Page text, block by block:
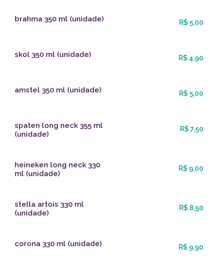
brahma 350 ml (unidade) R$ 5,00
skol 350 ml (unidade) R$ 4,90
amstel 350 ml (unidade) R$ 5,00
spaten long neck 355 ml
(unidade)
R$ 7,50
heineken long neck 330
ml (unidade)
R$ 9,00
stella artois 330 ml
(unidade)
R$ 8,50
corona 330 ml (unidade) R$ 9,90